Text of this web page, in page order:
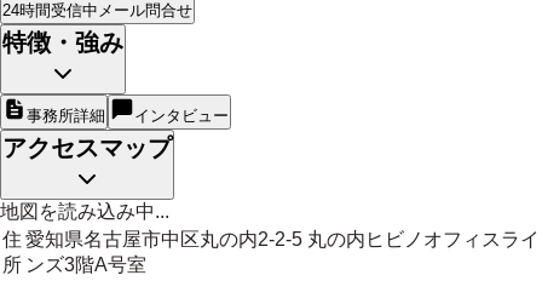
24時間受信中 メール問合せ
特徴・強み
事務所詳細 インタビュー
アクセスマップ
地図を読み込み中...
住
所
愛知県名古屋市中区丸の内2-2-5 丸の内ヒビノオフィスライ
ンズ3階A号室